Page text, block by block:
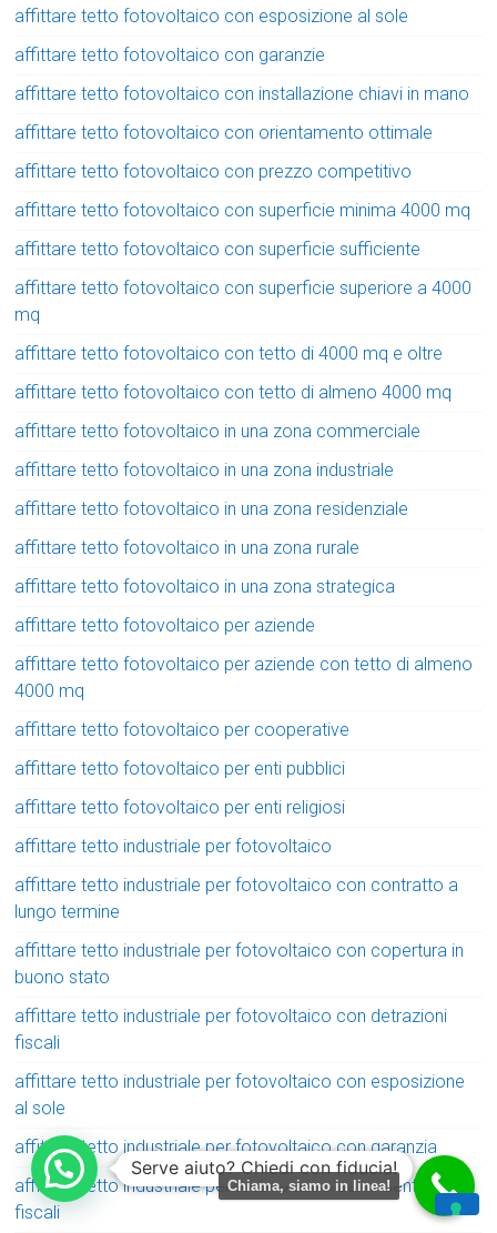
affittare tetto fotovoltaico con esposizione al sole
affittare tetto fotovoltaico con garanzie
affittare tetto fotovoltaico con installazione chiavi in mano
affittare tetto fotovoltaico con orientamento ottimale
affittare tetto fotovoltaico con prezzo competitivo
affittare tetto fotovoltaico con superficie minima 4000 mq
affittare tetto fotovoltaico con superficie sufficiente
affittare tetto fotovoltaico con superficie superiore a 4000
mq
affittare tetto fotovoltaico con tetto di 4000 mq e oltre
affittare tetto fotovoltaico con tetto di almeno 4000 mq
affittare tetto fotovoltaico in una zona commerciale
affittare tetto fotovoltaico in una zona industriale
affittare tetto fotovoltaico in una zona residenziale
affittare tetto fotovoltaico in una zona rurale
affittare tetto fotovoltaico in una zona strategica
affittare tetto fotovoltaico per aziende
affittare tetto fotovoltaico per aziende con tetto di almeno
4000 mq
affittare tetto fotovoltaico per cooperative
affittare tetto fotovoltaico per enti pubblici
affittare tetto fotovoltaico per enti religiosi
affittare tetto industriale per fotovoltaico
affittare tetto industriale per fotovoltaico con contratto a
lungo termine
affittare tetto industriale per fotovoltaico con copertura in
buono stato
affittare tetto industriale per fotovoltaico con detrazioni
fiscali
affittare tetto industriale per fotovoltaico con esposizione
al sole
affittare tetto industriale per fotovoltaico con garanzia
affittare tetto industriale per fotovoltaico con incentivi
fiscali
Serve aiuto? Chiedi con fiducia!
Chiama, siamo in linea!